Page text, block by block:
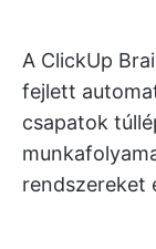
A ClickUp
fejlett
csapatok
rendszereket